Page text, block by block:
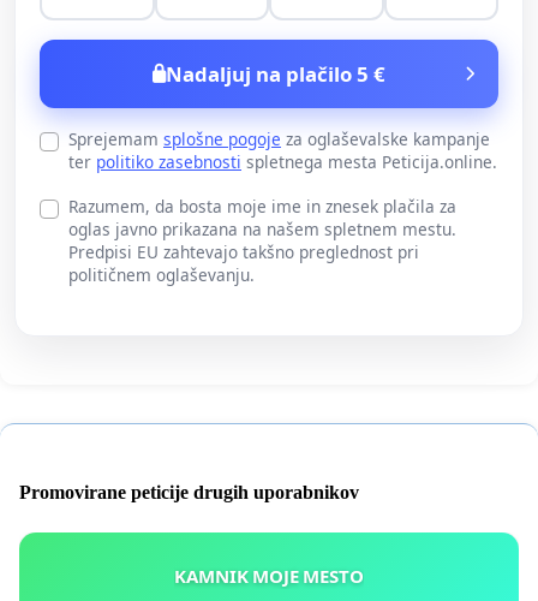
Nadaljuj na plačilo 5 €
Sprejemam splošne pogoje za oglaševalske kampanje
ter politiko zasebnosti spletnega mesta Peticija.online.
Razumem, da bosta moje ime in znesek plačila za
oglas javno prikazana na našem spletnem mestu.
Predpisi EU zahtevajo takšno preglednost pri
političnem oglaševanju.
Promovirane peticije drugih uporabnikov
KAMNIK MOJE MESTO